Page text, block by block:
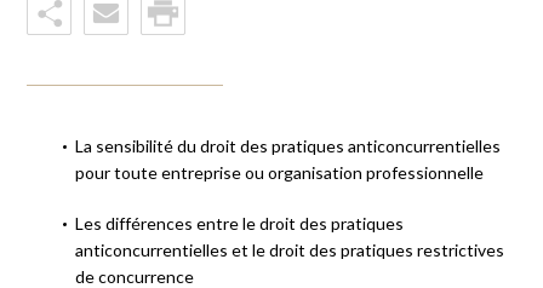
La sensibilité du droit des pratiques anticoncurrentielles
pour toute entreprise ou organisation professionnelle
Les différences entre le droit des pratiques
anticoncurrentielles et le droit des pratiques restrictives
de concurrence